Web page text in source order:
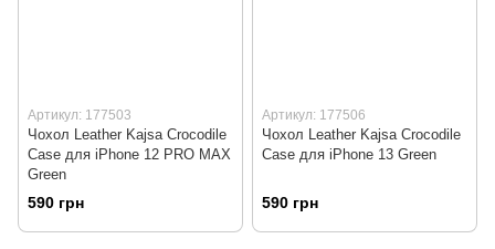
Артикул: 177503
Чохол Leather Kajsa Crocodile
Case для iPhone 12 PRO MAX
Green
590 грн
Артикул: 177506
Чохол Leather Kajsa Crocodile
Case для iPhone 13 Green
590 грн